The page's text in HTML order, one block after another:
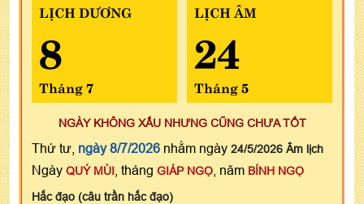
LỊCH DƯƠNG
8
Tháng 7
LỊCH ÂM
24
Tháng 5
NGÀY KHÔNG XẤU NHƯNG CŨNG CHƯA TỐT
Thứ tư, ngày 8/7/2026 nhằm ngày 24/5/2026 Âm lịch
Ngày QUÝ MÙI , tháng GIÁP NGỌ , năm BÍNH NGỌ
Hắc đạo (câu trần hắc đạo)